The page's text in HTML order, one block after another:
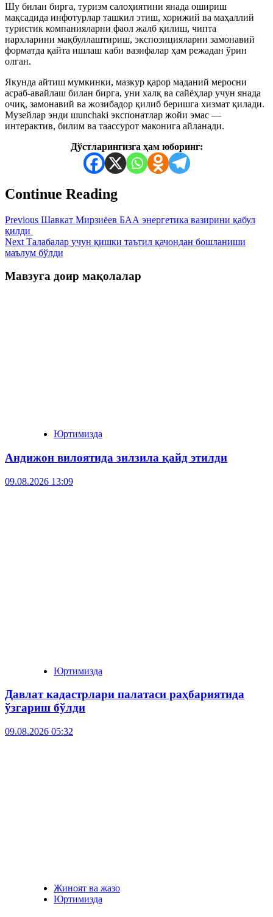
Шу билан бирга, туризм салоҳиятини янада ошириш
мақсадида инфотурлар ташкил этиш, хорижий ва маҳаллий
туристик компанияларни фаол жалб қилиш, чипта
нархларини мақбуллаштириш, экспозицияларни замонавий
форматда қайта ишлаш каби вазифалар ҳам режадан ўрин
олган.
Якунда айтиш мумкинки, мазкур қарор маданий меросни
асраб-авайлаш билан бирга, уни халқ ва сайёҳлар учун янада
очиқ, замонавий ва жозибадор қилиб беришга хизмат қилади.
Музейлар энди шunchaki экспонатлар жойи эмас —
интерактив, билим ва таассурот маконига айланади.
Дўстларингизга ҳам юборинг:
Continue Reading
Previous Шавкат Мирзиёев БАА энергетика вазирини қабул
қилди
Next Талабалар учун қишки таътил қачондан бошланиши
маълум бўлди
Мавзуга доир мақолалар
Юртимизда
Андижон вилоятида зилзила қайд этилди
09.08.2026 13:09
Юртимизда
Давлат кадастрлари палатаси раҳбариятида
ўзгариш бўлди
09.08.2026 05:32
Жиноят ва жазо
Юртимизда